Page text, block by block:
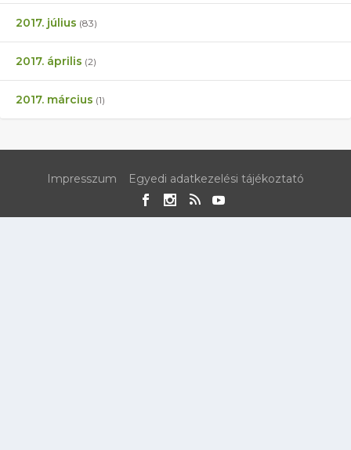
2017. július (83)
2017. április (2)
2017. március (1)
Impresszum Egyedi adatkezelési tájékoztató